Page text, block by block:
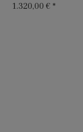
1.320,00 € *